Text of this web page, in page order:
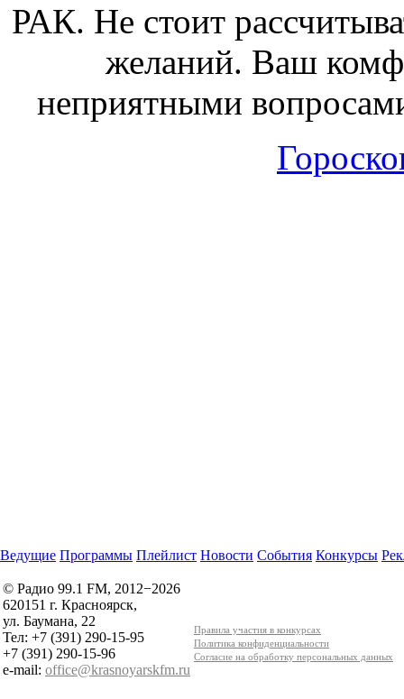
РАК. Не стоит
желаний. Ваш
неприятными
Ведущие Программы Плейлист Новости События Конкурсы
© Радио 99.1 FM, 2012−2026
620151 г. Красноярск,
ул. Баумана, 22
Тел: +7 (391) 290-15-95
+7 (391) 290-15-96
e-mail: office@krasnoyarskfm.ru
Правила участия в конкурсах
Политика конфиденциальности
Согласие на обработку персональных данных